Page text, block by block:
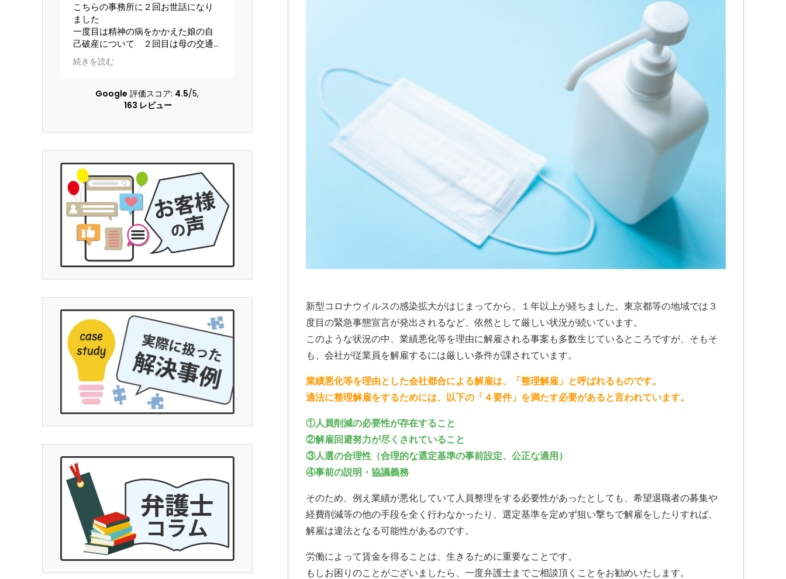
新型コロナウイルスの感染拡大がはじまってから、１年以上が経ちました。東京都等の地域では３
度目の緊急事態宣言が発出されるなど、依然として厳しい状況が続いています。
このような状況の中、業績悪化等を理由に解雇される事案も多数生じているところですが、そもそ
も、会社が従業員を解雇するには厳しい条件が課されています。
業績悪化等を理由とした会社都合による解雇は、「整理解雇」と呼ばれるものです。
適法に整理解雇をするためには、以下の「４要件」を満たす必要があると言われています。
①人員削減の必要性が存在すること
②解雇回避努力が尽くされていること
③人選の合理性（合理的な選定基準の事前設定、公正な適用）
④事前の説明・協議義務
そのため、例え業績が悪化していて人員整理をする必要性があったとしても、希望退職者の募集や
経費削減等の他の手段を全く行わなかったり、選定基準を定めず狙い撃ちで解雇をしたりすれば、
解雇は違法となる可能性があるのです。
労働によって賃金を得ることは、生きるために重要なことです。
もしお困りのことがございましたら、一度弁護士までご相談頂くことをお勧めいたします。
こちらの事務所に２回お世話になり
一度目は精神の病をかかえた娘の自
己破産について ２回目は母の交通
事故の賠償請求について こちらの
状況を理解してくださる配慮のある
した 大変な問題を精神的負担も軽
くしていただき乗り越えることがで
星4.5とします。
どについて、女性の為にテクニッ
ク、個人的感想を参考にと書きま
ビルの13階にあります。事務な受付担
当はとても良いです。自分の担当を
してもらった弁護士さんは、平栗弁
護士です。LINEのレスポンスは良いで
すが、沢山掛け持ちしているのでLINE
の返信の言葉が冷たいです。しか
別人になります。あまり機嫌悪そう
なら、ヤオコーの安いかりん糖か、
栄養ドリンク1本あげれば優しくなり
ます！！そして、夫の不倫、不定行
為については、証拠のハードルが高
いのできちんと用意もしくは、
YouTubeで｢ダンベルHERO｣を見る
とわかりやすいです。感情論は有効
ではなく完全なる証拠一択と、弁護
士の力量によると思います。ですの
で文章で端的に経緯をまとめ持参し
トGPやGemini使って文字起こしを私
は勧めます。埼玉県民であれば、ア
デ○ーレさんより完全にいいです。支
払った金額に対して今回の結果は私
にとって完全なるWinです。ただ、証
拠、何を争いたいかを明確にし、自
分でも勉強する必要はあります。弁
護士に丸投げはできないです。26年
４月からの法改正で本当に良かった
です。子供の為にハードルが高いと
断念せず、精神、不貞、金銭、仕事
の為に泣き寝入り、子供の親権だけ
など思わず、一度相談をするべきで
す。人生は一度きりです。丁か半か
の勝負にでてもいいと思います。あ
とは平栗弁護士に丸投げでよいです
(笑)
他の弁護士事務所もいくつか当たり
ましたが、コネがない方は探すテク
ニックが必要なので、事務所のアン
ケートではなくここに書かせて頂き
ました。皆様の参考になれば幸いで
す。よければGood ボタンを押して
この度は、夫の労災で会社側との示
談交渉で申先生、遠藤先生に大変お
夫は高所から転落したため脳の損傷
が激しく、理解力が低下している事
から、会社側は
成年後見人を立てる様要求してきま
したが、私はこの制度がどうも納得
出来ずご相談しました。
お二人の先生はわざわざ自宅に出向
いて下さり、夫の状態を確認し「成
年後見人を立てる必要はない」と判
断して下さり、渋る会社側とも粘り
強く交渉して下さり、損害賠償金も
会社側の提示よりも大幅に上乗せし
ていただきました。
申先生、遠藤先生には本当に感謝し
ております。
労災でお困りの方にはぜひ
グリーンリーフ法律事務所をお勧め
します。
続きを読む
こちらで相談さ
ます。
Google 評価スコア: 4.5/5,
163 レビュー